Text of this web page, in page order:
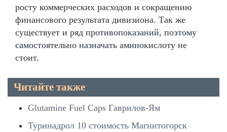
росту коммерческих расходов и сокращению
финансового результата дивизиона. Так же
существует и ряд противопоказаний, поэтому
самостоятельно назначать аминокислоту не
стоит.
Читайте также
Glutamine Fuel Caps Гаврилов-Ям
Туринадрол 10 стоимость Магнитогорск